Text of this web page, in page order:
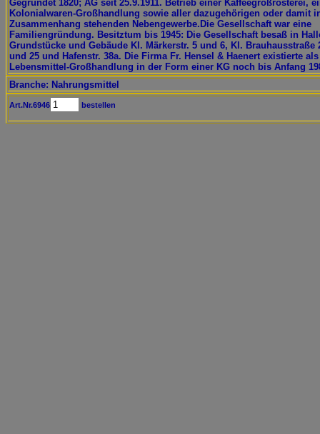
Gegründet 1820; AG seit 25.9.1911. Betrieb einer Kaffeegroßrösterei,
Kolonialwaren-Großhandlung sowie aller dazugehörigen oder damit
Zusammenhang stehenden Nebengewerbe.Die Gesellschaft war eine
Familiengründung. Besitztum bis 1945: Die Gesellschaft besaß in
Grundstücke und Gebäude Kl. Märkerstr. 5 und 6, Kl. Brauhausstraße
und 25 und Hafenstr. 38a. Die Firma Fr. Hensel & Haenert existierte als
Lebensmittel-Großhandlung in der Form einer KG noch bis Anfang
Branche: Nahrungsmittel
Art.Nr.6946 bestellen